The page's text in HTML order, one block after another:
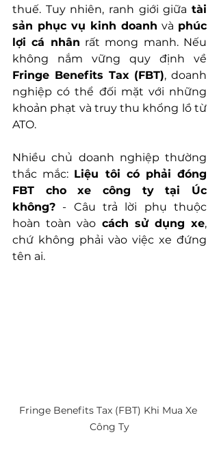
thuế. Tuy nhiên, ranh giới giữa tài
sản phục vụ kinh doanh và phúc
lợi cá nhân rất mong manh. Nếu
Fringe Benefits Tax (FBT), doanh
nghiệp có thể đối mặt với những
khoản phạt và truy thu khổng lồ từ
ATO.
Nhiều chủ doanh nghiệp thường
thắc mắc: Liệu tôi có phải đóng
FBT cho xe công ty tại Úc
không? - Câu trả lời phụ thuộc
hoàn toàn vào cách sử dụng xe,
chứ không phải vào việc xe đứng
tên ai.
Fringe Benefits Tax (FBT) Khi Mua Xe
Công Ty